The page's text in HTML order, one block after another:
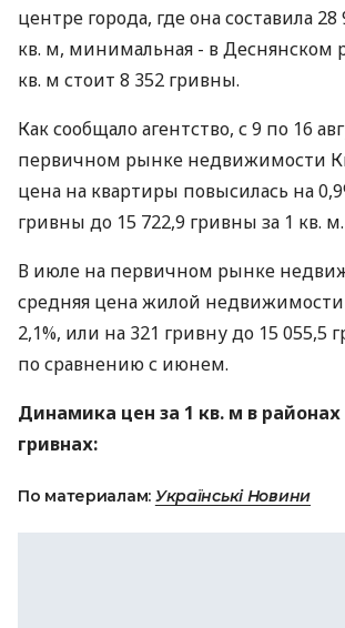
центре города, где она составила 28
кв. м, минимальная - в Деснянском
кв. м стоит 8 352 гривны.
Как сообщало агентство, с 9 по 16
первичном рынке недвижимости
цена на квартиры повысилась на
гривны до 15 722,9 гривны за 1 кв. м.
В июле на первичном рынке
средняя цена жилой
2,1%, или на 321 гривну до 15 055,5
по сравнению с июнем.
Динамика цен за 1 кв. м в районах
гривнах:
По материалам: Українські Новини